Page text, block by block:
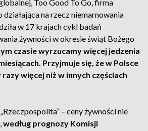
Too Good To Go, firma
działająca na rzecz niemarnowania
w 17 krajach cykl badań
żywności w okresie świąt Bożego
czasie wyrzucamy więcej jedzenia
Przyjmuje się, że w Polsce
więcej niż w innych częściach
– ceny żywności nie
według prognozy Komisji